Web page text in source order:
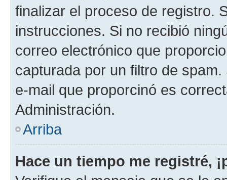
finalizar el proceso de registro.
instrucciones. Si no recibió
correo electrónico que
capturada por un filtro de
e-mail que proporcinó es
Administración.
Arriba
Hace un tiempo me registré,